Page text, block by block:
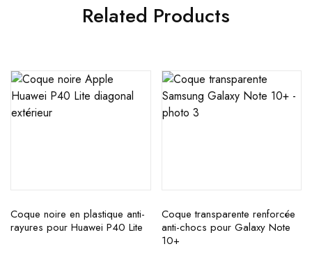
Related Products
Coque noire en plastique anti-
rayures pour Huawei P40 Lite
Coque transparente renforcée
anti-chocs pour Galaxy Note
10+